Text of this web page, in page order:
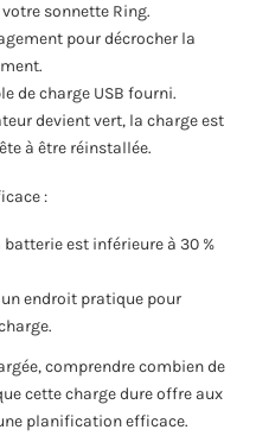
sonnette Ring.
pour décrocher la
de charge USB fourni.
devient vert, la charge est
à être réinstallée.
:
est inférieure à 30 %
endroit pratique pour
comprendre combien de
cette charge dure offre aux
planification efficace.